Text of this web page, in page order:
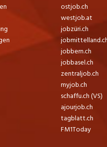
ostjob.ch
westjob.at
jobzüri.ch
jobbern.ch
jobbasel.ch
zentraljob.ch
myjob.ch
schaffu.ch (VS)
ajourjob.ch
tagblatt.ch
FM1Today